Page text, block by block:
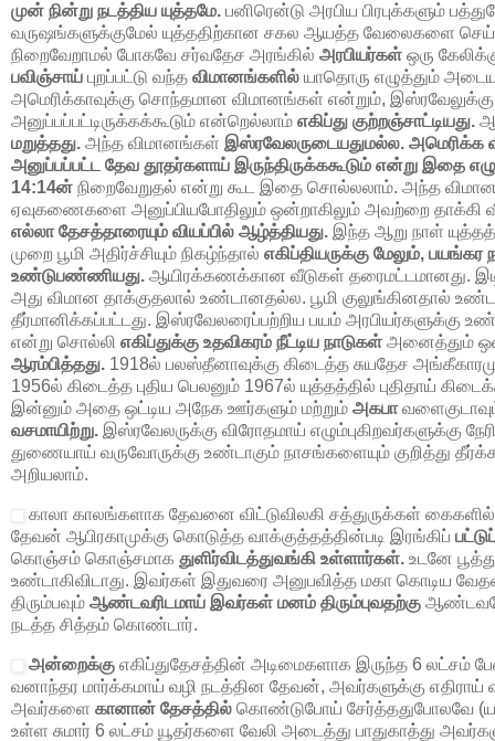
முன் நின்று நடத்திய யுத்தமே. பனிரென்டு அரபிய பிரபுக்களும்
வருஷங்களுக்குமேல் யுத்ததிற்கான சகல ஆயத்த வேலைகளை
நிறைவேறாமல் போகவே சர்வதேச அரங்கில் அரபியர்கள் ஒரு
பவிஞ்சாய் புறப்பட்டு வந்த விமானங்களில் யாதொரு எழுத்தும்
அமெரிக்காவுக்கு சொந்தமான விமானங்கள் என்றும்,
அனுப்பப்பட்டிருக்கக்கூடும் என்றெல்லாம் எகிப்து குற்றஞ்சாட்டியது.
மறுத்தது. அந்த விமானங்கள் இஸ்ரவேலருடையதுமல்ல. அமெரிக்க
அனுப்பப்பட்ட தேவ தூதர்களாய் இருந்திருக்ககூடும் என்று இதை
14:14ன் நிறைவேறுதல் என்று கூட இதை சொல்லலாம். அந்த
ஏவுகணைகளை அனுப்பியபோதிலும் ஒன்றாகிலும் அவற்றை
எல்லா தேசத்தாரையும் வியப்பில் ஆழ்த்தியது. இந்த ஆறு நாள்
முறை பூமி அதிர்ச்சியும் நிகழ்ந்தால் எகிப்தியருக்கு மேலும்,
உண்டுபண்ணியது. ஆயிரக்கணக்கான வீடுகள் தரைமட்டமானது.
அது விமான தாக்குதலால் உண்டானதல்ல. பூமி குலுங்கினதால்
தீர்மானிக்கப்பட்டது. இஸ்ரவேலரைப்பற்றிய பயம் அரபியர்களுக்கு
என்று சொல்லி எகிப்துக்கு உதவிகரம் நீட்டிய நாடுகள் அனைத்தும்
ஆரம்பித்தது. 1918ல் பலஸ்தீனாவுக்கு கிடைத்த சுயதேச
1956ல் கிடைத்த புதிய பெலனும் 1967ல் யுத்தத்தில் புதிதாய்
இன்னும் அதை ஒட்டிய அநேக ஊர்களும் மற்றும் அகபா
வசமாயிற்று. இஸ்ரவேலருக்கு விரோதமாய் எழும்புகிறவர்களுக்கு
துணையாய் வருவோருக்கு உண்டாகும் நாசங்களையும் குறித்து
அறியலாம்.
காலா காலங்களாக தேவனை விட்டுவிலகி சத்துருக்கள் கைகளில்
தேவன் ஆபிரகாமுக்கு கொடுத்த வாக்குத்தத்தின்படி இரங்கிப்
கொஞ்சம் கொஞ்சமாக துளிர்விடத்துவங்கி உள்ளார்கள். உடனே
உண்டாகிவிடாது. இவர்கள் இதுவரை அனுபவித்த மகா கொடிய
திரும்பவும் ஆண்டவரிடமாய் இவர்கள் மனம் திரும்புவதற்கு
நடத்த சித்தம் கொண்டார்.
அன்றைக்கு எகிப்துதேசத்தின் அடிமைகளாக இருந்த 6 லட்சம்
வனாந்தர மார்க்கமாய் வழி நடத்தின தேவன், அவர்களுக்கு எதிராய்
அவர்களை கானான் தேசத்தில் கொண்டுபோய் சேர்த்ததுபோலவே
உள்ள சுமார் 6 லட்சம் யூதர்களை வேலி அடைத்து பாதுகாத்து